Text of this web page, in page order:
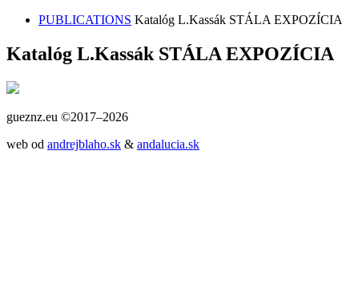
PUBLICATIONS Katalóg L.Kassák STÁLA EXPOZÍCIA
Katalóg L.Kassák STÁLA EXPOZÍCIA
gueznz.eu ©2017–2026
web od andrejblaho.sk & andalucia.sk